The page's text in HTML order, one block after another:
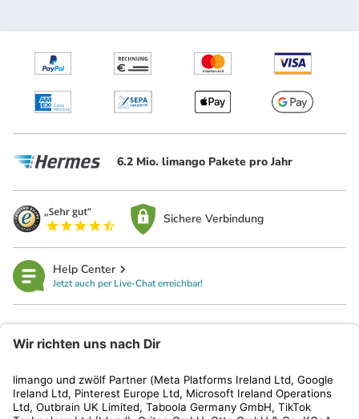
6.2 Mio. limango Pakete pro Jahr
Sichere Verbindung
Help Center
Jetzt auch per Live-Chat erreichbar!
Kundenservice